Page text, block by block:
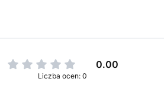
0.00
Liczba ocen: 0